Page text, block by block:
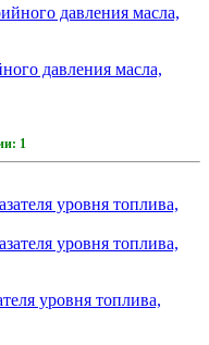
давления масла,
1
уровня топлива,